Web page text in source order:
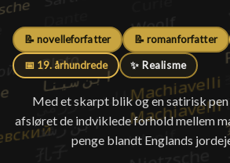
📝 novelleforfatter 📝 romanforfatter
📅 19. århundrede ✨ Realisme
Med et skarpt blik og en satirisk
afsløret de indviklede forhold mellem
penge blandt Englands